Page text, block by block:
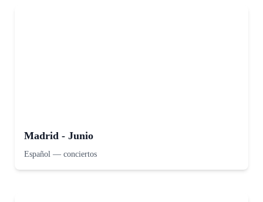
Madrid - Junio
Español — conciertos